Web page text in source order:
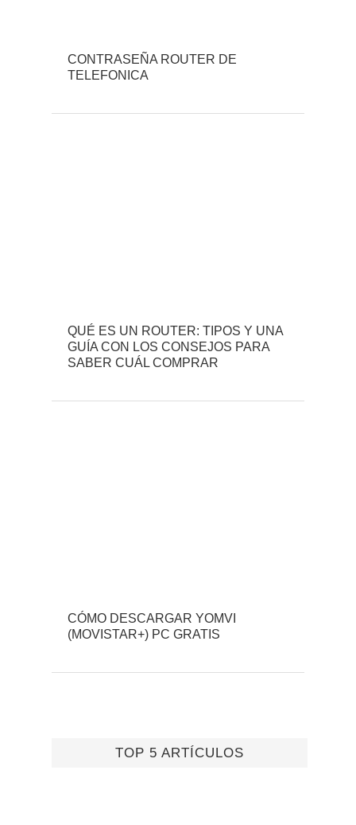
CONTRASEÑA ROUTER DE
TELEFONICA
QUÉ ES UN ROUTER: TIPOS Y UNA
GUÍA CON LOS CONSEJOS PARA
SABER CUÁL COMPRAR
CÓMO DESCARGAR YOMVI
(MOVISTAR+) PC GRATIS
TOP 5 ARTÍCULOS